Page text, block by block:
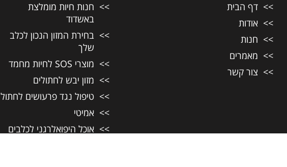
דף הבית
אודות
חנות
מאמרים
צור קשר
חנות חיות מומלצת
באשדוד
בחירת המזון הנכון לכלב
שלך
מוצרי SOS לחיות מחמד
מזון יבש לחתולים
טיפול נגד פרעושים לחתול
אמיטי
אוכל היפואלרגני לכלבים